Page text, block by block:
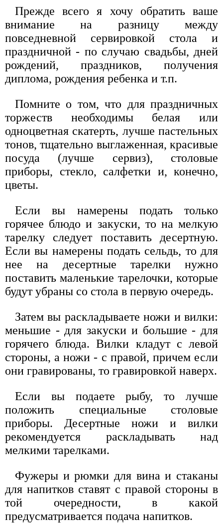
Прежде всего я хочу обратить ваше
внимание на разницу между
повседневной сервировкой стола и
праздничной - по случаю свадьбы, дней
рождений, праздников, получения
диплома, рождения ребенка и т.п.
Помните о том, что для праздничных
торжеств необходимы белая или
одноцветная скатерть, лучше пастельных
тонов, тщательно выглаженная, красивые
посуда (лучше сервиз), столовые
приборы, стекло, салфетки и, конечно,
цветы.
Если вы намерены подать только
горячее блюдо и закуски, то на мелкую
тарелку следует поставить десертную.
Если вы намерены подать сельдь, то для
нее на десертные тарелки нужно
поставить маленькие тарелочки, которые
будут убраны со стола в первую очередь.
Затем вы раскладываете ножи и вилки:
меньшие - для закуски и большие - для
горячего блюда. Вилки кладут с левой
стороны, а ножи - с правой, причем если
они гравированы, то гравировкой наверх.
Если вы подаете рыбу, то лучше
положить специальные столовые
приборы. Десертные ножи и вилки
рекомендуется раскладывать над
мелкими тарелками.
Фужеры и рюмки для вина и стаканы
для напитков ставят с правой стороны в
той очередности, в какой
предусматривается подача напитков.